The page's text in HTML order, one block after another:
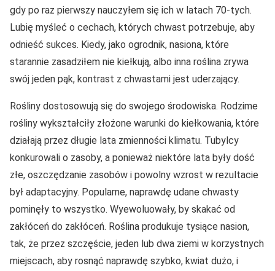
gdy po raz pierwszy nauczyłem się ich w latach 70-tych.
Lubię myśleć o cechach, których chwast potrzebuje, aby
odnieść sukces. Kiedy, jako ogrodnik, nasiona, które
starannie zasadziłem nie kiełkują, albo inna roślina zrywa
swój jeden pąk, kontrast z chwastami jest uderzający.
Rośliny dostosowują się do swojego środowiska. Rodzime
rośliny wykształciły złożone warunki do kiełkowania, które
działają przez długie lata zmienności klimatu. Tubylcy
konkurowali o zasoby, a ponieważ niektóre lata były dość
złe, oszczędzanie zasobów i powolny wzrost w rezultacie
był adaptacyjny. Popularne, naprawdę udane chwasty
pominęły to wszystko. Wyewoluowały, by skakać od
zakłóceń do zakłóceń. Roślina produkuje tysiące nasion,
tak, że przez szczęście, jeden lub dwa ziemi w korzystnych
miejscach, aby rosnąć naprawdę szybko, kwiat dużo, i